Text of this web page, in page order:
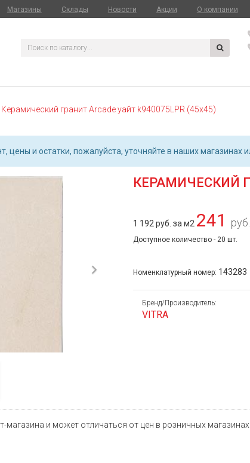
Магазины Склады Новости Акции О компании
Керамический гранит Arcade уайт k940075LPR (45х45)
цены и остатки, пожалуйста, уточняйте в наших магазинах
Next
КЕРАМИЧЕСКИЙ
1 192 руб. за м2 241 руб.
Доступное количество - 20 шт.
Номенклатурный номер: 143283
Бренд/Производитель:
VITRA
магазина и может отличаться от цен в розничных магазинах